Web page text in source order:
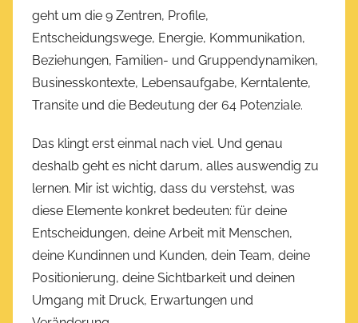
geht um die 9 Zentren, Profile,
Entscheidungswege, Energie, Kommunikation,
Beziehungen, Familien- und Gruppendynamiken,
Businesskontexte, Lebensaufgabe, Kerntalente,
Transite und die Bedeutung der 64 Potenziale.
Das klingt erst einmal nach viel. Und genau
deshalb geht es nicht darum, alles auswendig zu
lernen. Mir ist wichtig, dass du verstehst, was
diese Elemente konkret bedeuten: für deine
Entscheidungen, deine Arbeit mit Menschen,
deine Kundinnen und Kunden, dein Team, deine
Positionierung, deine Sichtbarkeit und deinen
Umgang mit Druck, Erwartungen und